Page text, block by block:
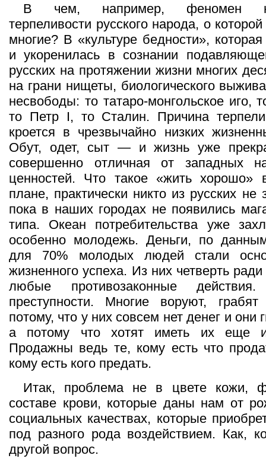
В чем, например, феномен
терпеливости русского народа, о
многие? В «культуре бедности»,
и укоренилась в сознании
русских на протяжении жизни многих
на грани нищеты, биологического
несвободы: то татаро-монгольское иго,
то Петр I, то Сталин. Причина
кроется в чрезвычайно низких
Обут, одет, сыт — и жизнь уже
совершенно отличная от западных
ценностей. Что такое «жить хорошо»
плане, практически никто из русских не
пока в наших городах не появились
типа. Океан потребительства уже
особенно молодежь. Деньги, по
для 70% молодых людей стали
жизненного успеха. Из них четверть
любые противозаконные
преступности. Многие воруют,
потому, что у них совсем нет денег и они
а потому что хотят иметь их еще
Продажны ведь те, кому есть что
кому есть кого предать.
Итак, проблема не в цвете кожи,
составе крови, которые даны нам от
социальных качествах, которые
под разного рода воздействием. Как,
другой вопрос.